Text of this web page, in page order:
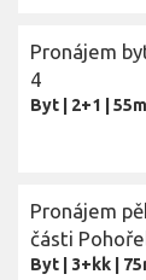
Pronájem
4
Byt 2+1
Pronájem
části
Byt 3+kk